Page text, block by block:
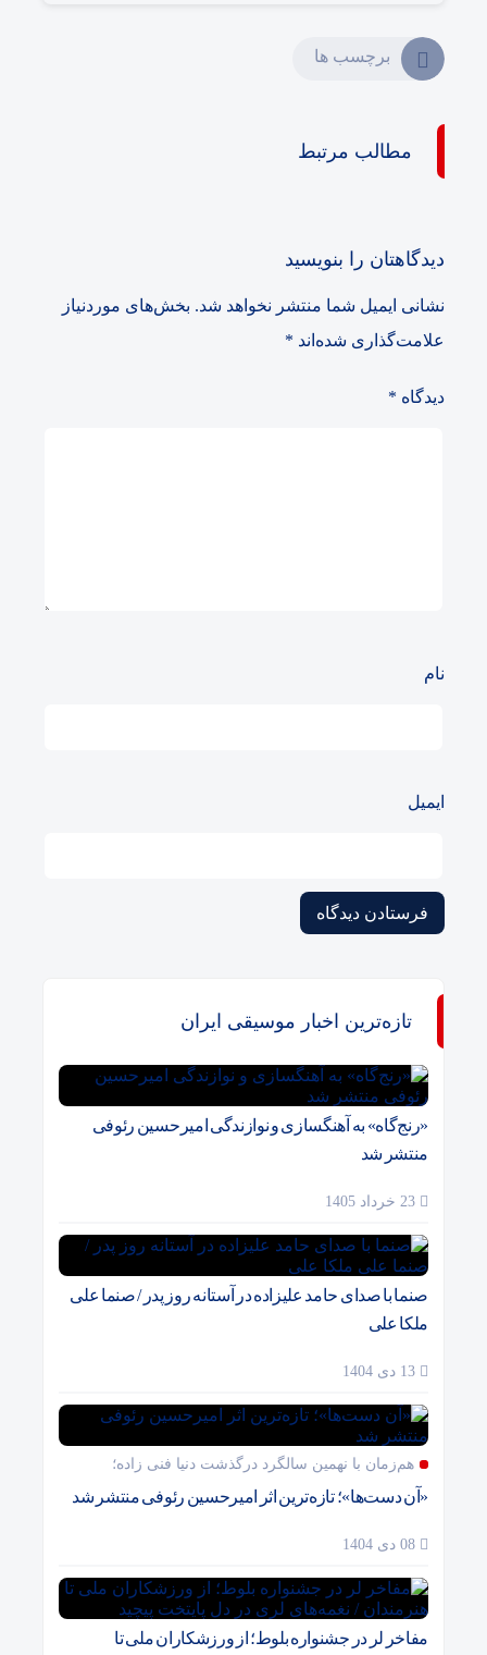
برچسب ها
مطالب مرتبط
دیدگاهتان را بنویسید
نشانی ایمیل شما منتشر نخواهد شد. بخش‌های موردنیاز
علامت‌گذاری شده‌اند *
دیدگاه *
نام
ایمیل
تازه‌ترین اخبار موسیقی ایران
«رنج‌گاه» به آهنگسازی و نوازندگی امیرحسین رئوفی
منتشر شد
صنما با صدای حامد علیزاده در آستانه روز پدر / صنما علی
ملکا علی
هم‌زمان با نهمین سالگرد درگذشت دنیا فنی زاده؛
«آن دست‌ها»؛ تازه‌ترین اثر امیرحسین رئوفی منتشر شد
مفاخر لر در جشنواره بلوط؛ از ورزشکاران ملی تا